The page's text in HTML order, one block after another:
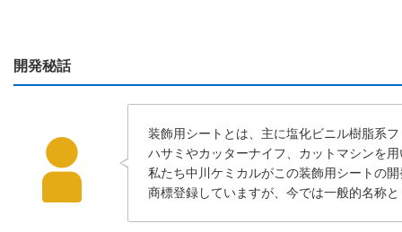
開発秘話
装飾用シートとは、主に塩化ビニル樹脂系
ハサミやカッターナイフ、カットマシンを
私たち中川ケミカルがこの装飾用シートの
商標登録していますが、今では一般的名称